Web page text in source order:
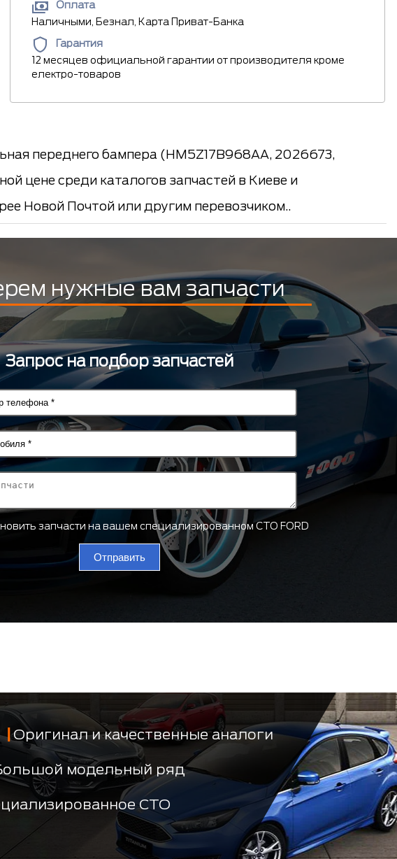
Оплата
Наличными, Безнал, Карта Приват-Банка
Гарантия
12 месяцев официальной гарантии от производителя кроме
електро-товаров
переднего бампера (HM5Z17B968AA, 2026673,
цене среди каталогов запчастей в Киеве и
Новой Почтой или другим перевозчиком..
нужные вам запчасти
Запрос на подбор запчастей
запчасти на вашем специализированном СТО FORD
Отправить
Оригинал и качественные аналоги
модельный ряд
СТО